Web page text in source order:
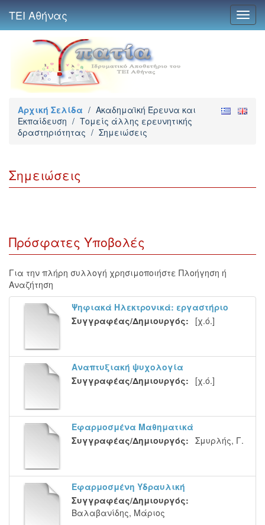
ΤΕΙ Αθήνας
Αρχική Σελίδα / Ακαδημαϊκή Έρευνα και
Εκπαίδευση / Τομείς άλλης ερευνητικής
δραστηριότητας / Σημειώσεις
Σημειώσεις
Πρόσφατες Υποβολές
Για την πλήρη συλλογή χρησιμοποιήστε Πλοήγηση ή
Αναζήτηση
Ψηφιακά Ηλεκτρονικά: εργαστήριο
Συγγραφέας/Δημιουργός:
[χ.ό.]
Αναπτυξιακή ψυχολογία
Συγγραφέας/Δημιουργός:
[χ.ό.]
Εφαρμοσμένα Μαθηματικά
Συγγραφέας/Δημιουργός: Σμυρλής, Γ.
Εφαρμοσμένη Υδραυλική
Συγγραφέας/Δημιουργός:
Βαλαβανίδης, Μάριος